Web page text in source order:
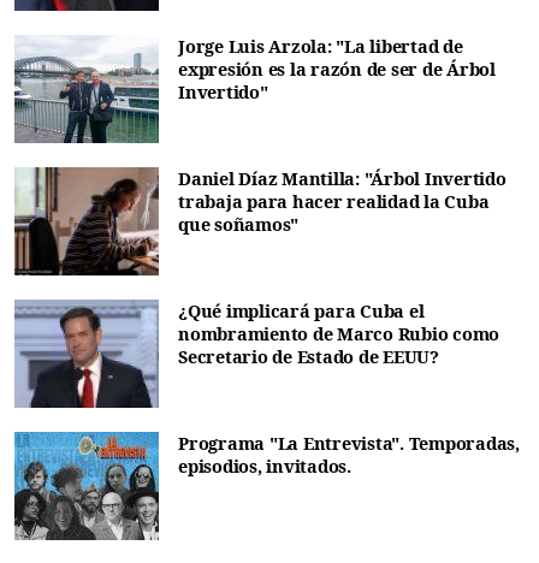
Jorge Luis Arzola: "La libertad de
expresión es la razón de ser de Árbol
Invertido"
Daniel Díaz Mantilla: "Árbol Invertido
trabaja para hacer realidad la Cuba
que soñamos"
¿Qué implicará para Cuba el
nombramiento de Marco Rubio como
Secretario de Estado de EEUU?
Programa "La Entrevista". Temporadas,
episodios, invitados.